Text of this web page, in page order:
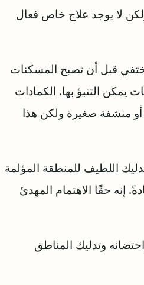
ولكن لا يوجد علاج خاص فعال
قبل أن تصبح المسكنات
يمكن التنبؤ بها. الكمادات
أو منشفة صغيرة ولكن هذا
اللطيف للمنطقة المؤلمة
حقًا الاهتمام المهدئ
وتدليك المناطق